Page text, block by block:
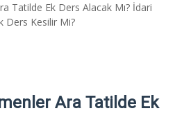
Tatilde Ek Ders Alacak Mı? İdari
Ders Kesilir Mi?
Ara Tatilde Ek